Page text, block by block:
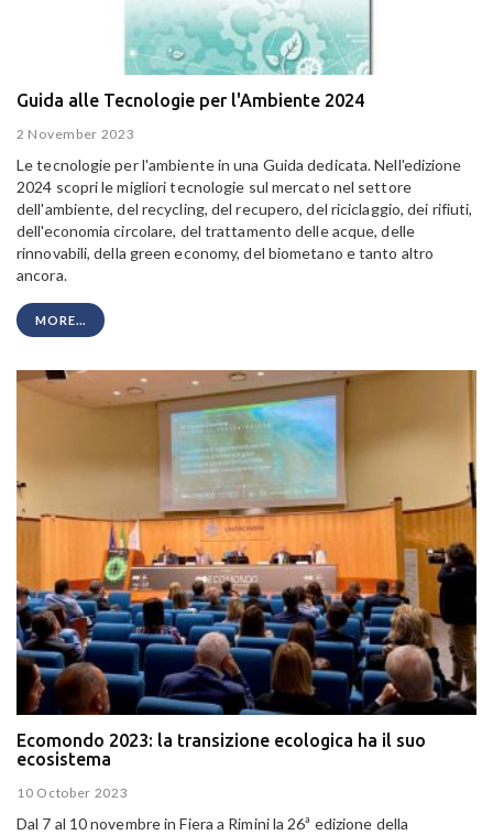
Guida alle Tecnologie per l'Ambiente 2024
2 November 2023
Le tecnologie per l'ambiente in una Guida dedicata. Nell'edizione
2024 scopri le migliori tecnologie sul mercato nel settore
dell'ambiente, del recycling, del recupero, del riciclaggio, dei rifiuti,
dell'economia circolare, del trattamento delle acque, delle
rinnovabili, della green economy, del biometano e tanto altro
ancora.
MORE...
Ecomondo 2023: la transizione ecologica ha il suo
ecosistema
10 October 2023
Dal 7 al 10 novembre in Fiera a Rimini la 26ª edizione della